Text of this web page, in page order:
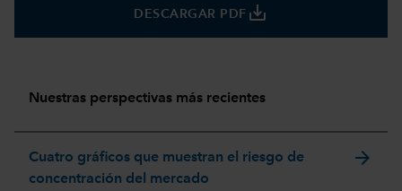
DESCARGAR PDF save_alt
Nuestras perspectivas más recientes
Cuatro gráficos que muestran el riesgo de
concentración del mercado
arrow_forward